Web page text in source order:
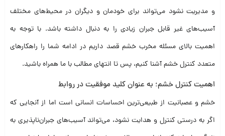
و مدیریت نشود می‌تواند برای خودمان و دیگران در محیط‌های مختلف
آسیب‌های غیر قابل جبران زیادی را به دنبال داشته باشد. با توجه به
اهمیت بالای مسئله مخرب خشم قصد داریم در ادامه شما را راهکار‌های
متعدد کنترل خشم آشنا کنیم، پس تا انتهای مطالب با ما همراه باشید.
اهمیت کنترل خشم؛ به عنوان کلید موفقیت در روابط
خشم و عصبانیت از طبیعی‌ترین احساسات انسانی است اما از آنجایی که
اگر به درستی کنترل و هدایت نشود، می‌تواند آسیب‌های جبران‌ناپذیری به